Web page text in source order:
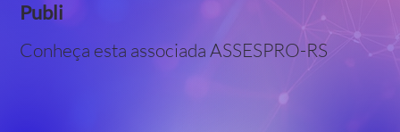
Publi
Conheça esta associada ASSESPRO-RS